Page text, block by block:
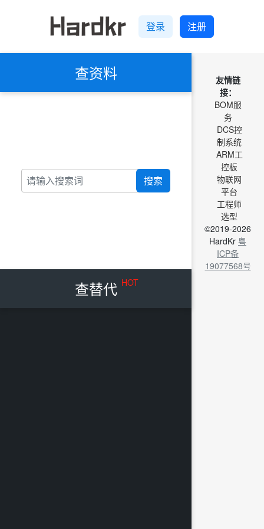
登录 注册
查资料
搜索
查替代 HOT
友情链
接：
BOM服
务
DCS控
制系统
ARM工
控板
物联网
平台
工程师
选型
©2019-2026
HardKr 粤
ICP备
19077568号